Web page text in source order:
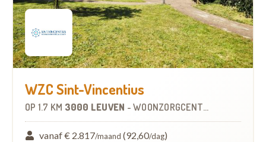
WZC Sint-Vincentius
OP 1.7 KM 3000 LEUVEN - WOONZORGCENTRUM (WZC)
vanaf € 2.817/maand (92,60/dag)